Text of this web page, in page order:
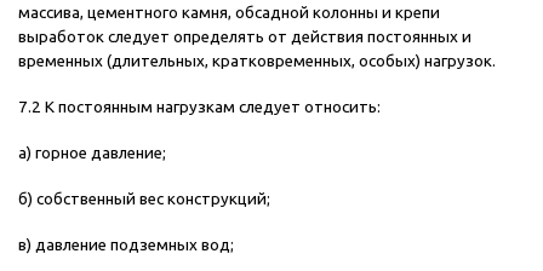
массива, цементного камня, обсадной колонны и крепи
выработок следует определять от действия постоянных и
временных (длительных, кратковременных, особых) нагрузок.
7.2 К постоянным нагрузкам следует относить:
а) горное давление;
б) собственный вес конструкций;
в) давление подземных вод;